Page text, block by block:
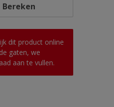
Bereken
dit product online
gaten, we
aan te vullen.